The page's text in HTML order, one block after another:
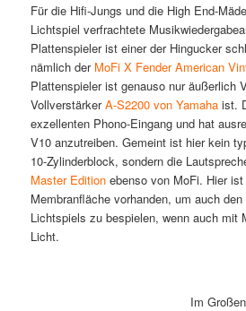
Für die Hifi-Jungs und die High End-
Lichtspiel verfrachtete
Plattenspieler ist einer der Hingucker
nämlich der MoFi X Fender American
Plattenspieler ist genauso nur äußerlich
VollverstärkerA-S2200 von Yamahaist.
exzellenten Phono-Eingang und hat
V10 anzutreiben. Gemeint ist hier kein
10-Zylinderblock, sondern die
Master Editionebenso von MoFi. Hier ist
Membranfläche vorhanden, um auch
Lichtspiels zu bespielen, wenn auch mit
Licht.
Im